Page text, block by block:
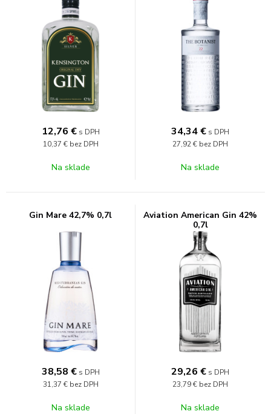
12,76 € s DPH
10,37 € bez DPH
Na sklade
34,34€ s DPH
27,92 € bez DPH
Na sklade
Gin Mare 42,7% 0,7l
38,58 € s DPH
31,37 € bez DPH
Na sklade
Aviation American Gin 42%
0,7l
29,26 € s DPH
23,79 € bez DPH
Na sklade